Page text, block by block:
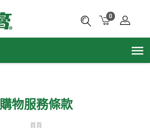
0
購物服務條款
首頁